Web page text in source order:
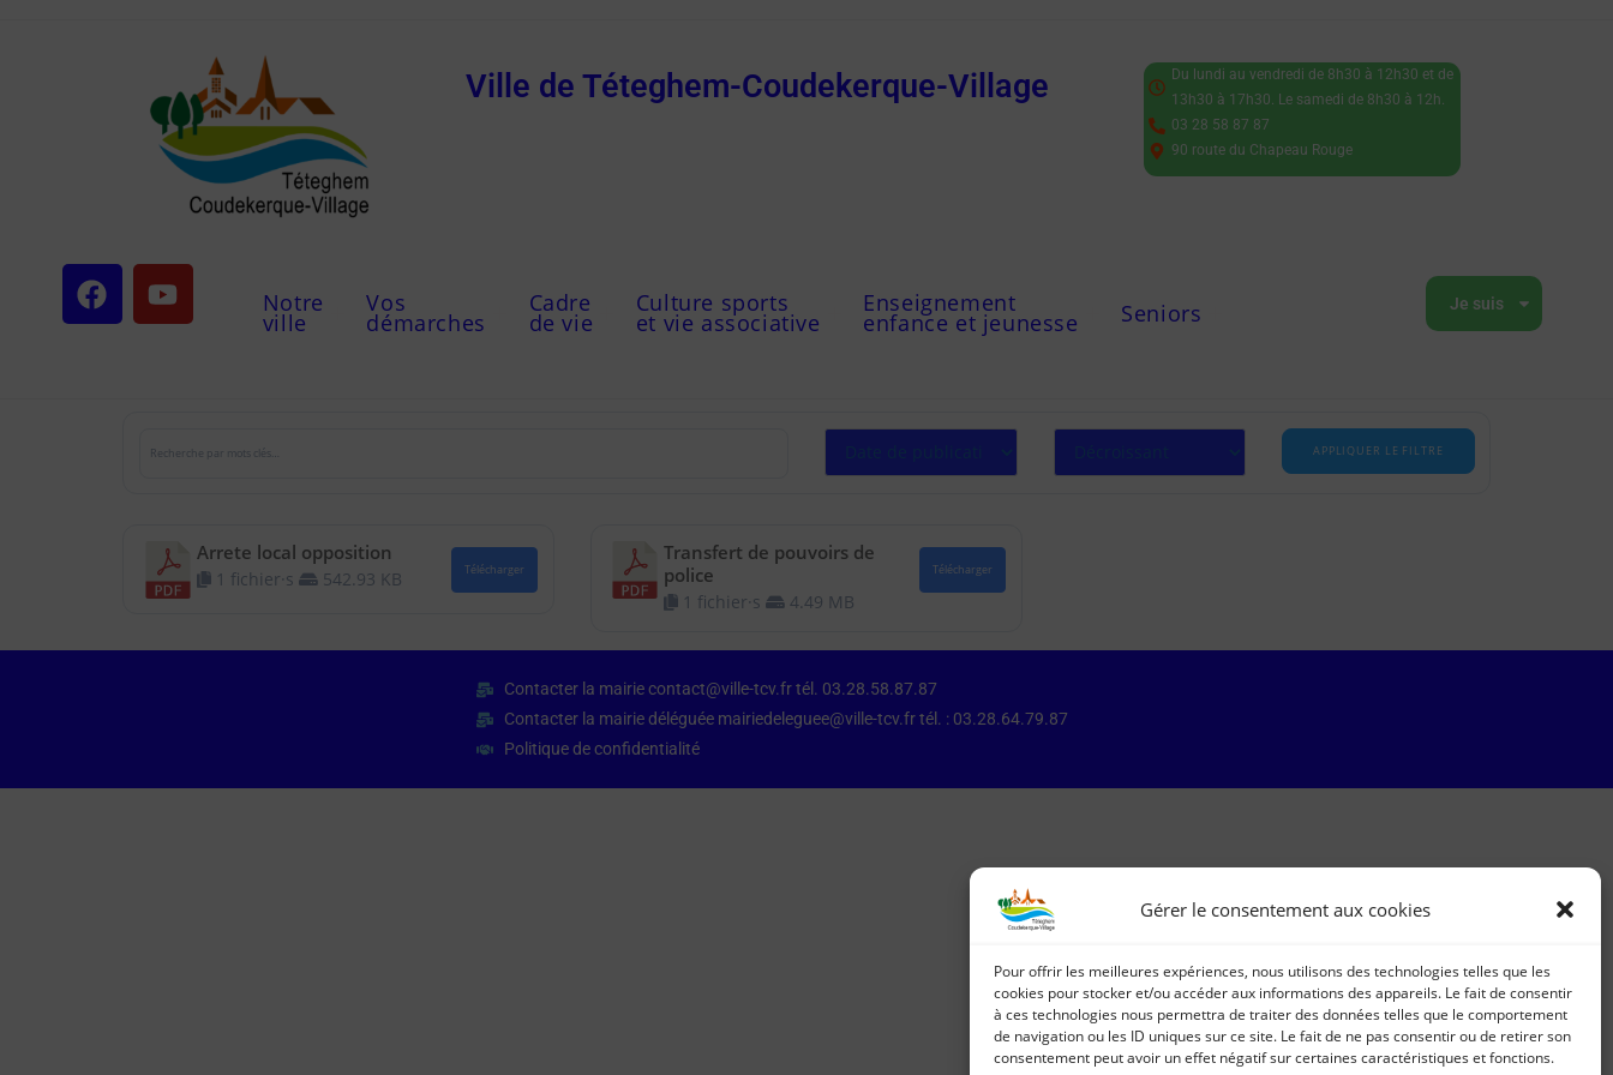
Gérer le consentement aux cookies
Pour offrir les meilleures expériences, nous utilisons des technologies telles que les
cookies pour stocker et/ou accéder aux informations des appareils. Le fait de consentir
à ces technologies nous permettra de traiter des données telles que le comportement
de navigation ou les ID uniques sur ce site. Le fait de ne pas consentir ou de retirer son
consentement peut avoir un effet négatif sur certaines caractéristiques et fonctions.
Ville de Téteghem-Coudekerque-Village
Du lundi au vendredi de 8h30 à 12h30 et de
13h30 à 17h30. Le samedi de 8h30 à 12h.
03 28 58 87 87
90 route du Chapeau Rouge
Notre
ville
Vos
démarches
Cadre
de vie
Culture sports
et vie associative
Enseignement
enfance et jeunesse Seniors Je suis
APPLIQUER LE FILTRE
Arrete local opposition
1 fichier·s 542.93 KB Télécharger
Transfert de pouvoirs de
police
1 fichier·s 4.49 MB
Télécharger
Contacter la mairie contact@ville-tcv.fr tél. 03.28.58.87.87
Contacter la mairie déléguée mairiedeleguee@ville-tcv.fr tél. : 03.28.64.79.87
Politique de confidentialité